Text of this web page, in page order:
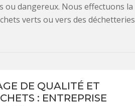
ou dangereux. Nous effectuons la
verts ou vers des déchetteries
DE QUALITÉ ET
: ENTREPRISE